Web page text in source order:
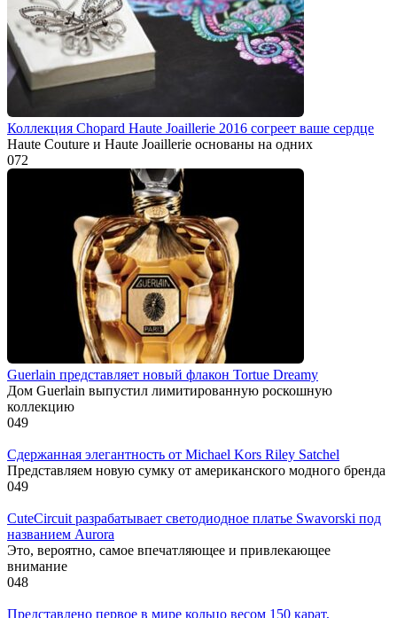
Коллекция Chopard Haute Joaillerie 2016 согреет ваше сердце
Haute Couture и Haute Joaillerie основаны на одних
072
Guerlain представляет новый флакон Tortue Dreamy
Дом Guerlain выпустил лимитированную роскошную
коллекцию
049
Сдержанная элегантность от Michael Kors Riley Satchel
Представляем новую сумку от американского модного бренда
049
CuteCircuit разрабатывает светодиодное платье Swavorski под
названием Aurora
Это, вероятно, самое впечатляющее и привлекающее
внимание
048
Представлено первое в мире кольцо весом 150 карат,